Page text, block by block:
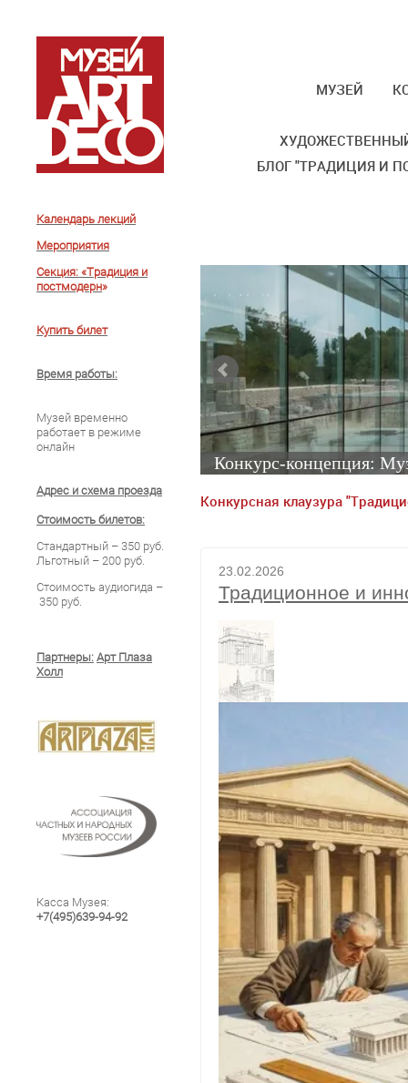
Календарь лекций
Мероприятия
Секция: «Традиция и
постмодерн»
Купить билет
Время работы:
Музей временно
работает в режиме
онлайн
Адрес и схема проезда
Стоимость билетов:
Стандартный – 350 руб.
Льготный – 200 руб.
Стоимость аудиогида –
350 руб.
Партнеры: Арт Плаза
Холл
Касса Музея:
+7(495)639-94-92
МУЗЕЙ
БЛОГ "ТРАДИЦИЯ И
Конкурс-концепция:
Конкурсная клаузура
23.02.2026
Традиционное и